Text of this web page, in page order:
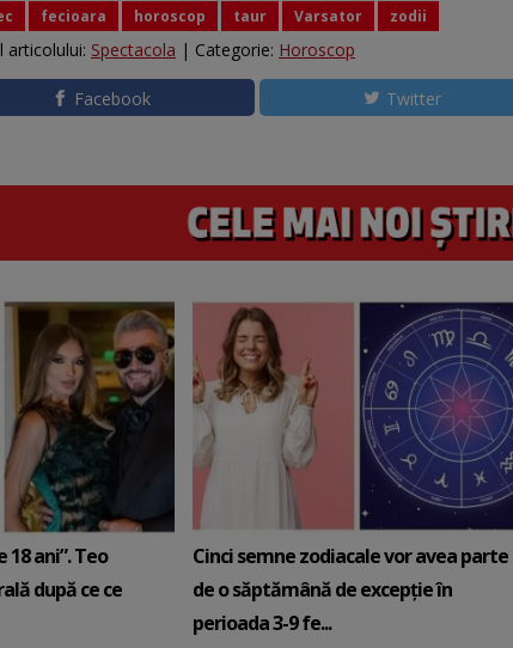
fecioara horoscop taur Varsator zodii
articolului: Spectacola | Categorie: Horoscop
Facebook Twitter
18 ani”. Teo
după ce ce
Cinci semne zodiacale vor avea parte
de o săptămână de excepție în
perioada 3-9 fe...